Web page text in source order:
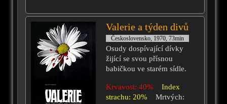
Valerie a týden divů
Československo, 1970, 73min
Osudy dospívající dívky
žijící se svou přísnou
babičkou ve starém sídle.
Krvavost: 40%
Index
strachu: 20%
Mrtvých: